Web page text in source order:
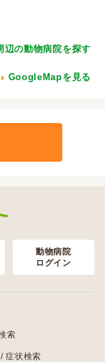
辺の動物病院を探す
GoogleMapを見る
動物病院
ログイン
索
症状検索